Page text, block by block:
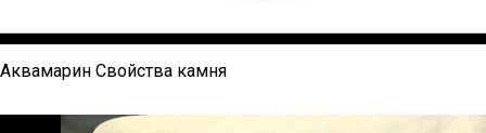
Аквамарин Свойства камня